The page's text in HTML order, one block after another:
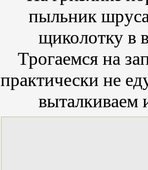
пыльник
щиколотку в
Трогаемся на
практически не
выталкиваем